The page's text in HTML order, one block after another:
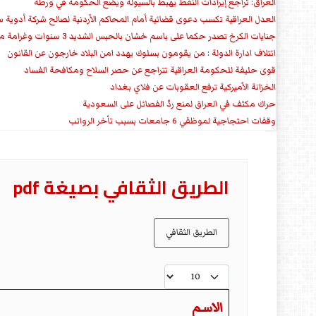
العدل العراقية تكسب دعوى قضائية أمام المحاكم الأردنية لصالح شركة أدوية
جنايات الكرخ تصدر حكما على باسم خشان بالحبس الشديد 3 سنوات وغرامة مالية
ائتلاف ادارة الدولة : من يقومون بسلوك يهدد امن البلاد خارجون عن القانون
قوى حليفة للحكومة العراقية تتراجع عن حصر السلاح ومكافحة الفساد
الخزانة الأميركية ترفع العقوبات عن فلاي بغداد
حراك مكثف في العراق لمنع ردّ الفصائل على السعودية
وقفات احتجاجية لموظفي 6 جامعات بسبب تأخر الرواتب
الطریق الثقافي بصیغة pdf
الطريق الثقافي
عدد الإظهارات:
الاسم